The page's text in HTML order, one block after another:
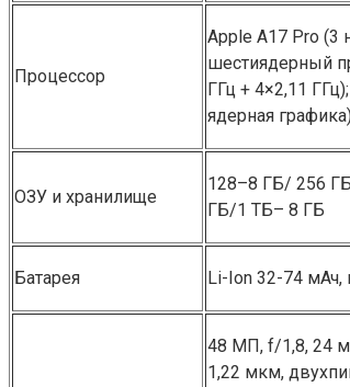
Процессор
Apple A17 Pro (3
шестиядерный
ГГц + 4×2,11
ядерная
ОЗУ и хранилище
128–8 ГБ/ 256
ГБ/1 ТБ– 8 ГБ͏
Батарея Li-Ion 32-74
48 МП, f/1,8, 24
1,22 мкм,